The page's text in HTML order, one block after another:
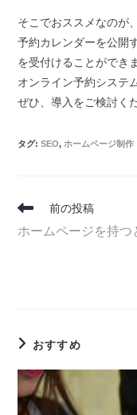
そこでおススメなのが
予約カレンダーを公開
を受付けることができ
オンライン予約システ
ぜひ、導入をご検討く
タグ:SEO, ホームページ制作
前の投稿
ホームページを持つ
おすすめ